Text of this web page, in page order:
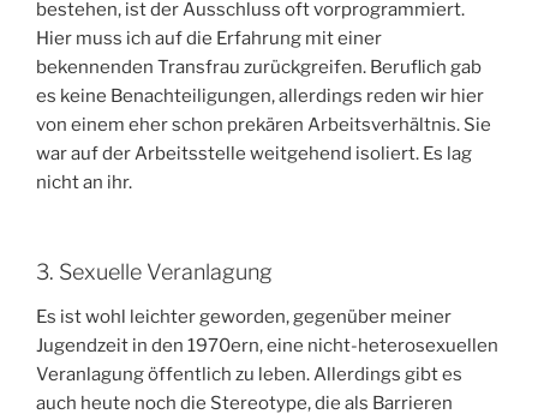
bestehen, ist der Ausschluss oft vorprogrammiert.
Hier muss ich auf die Erfahrung mit einer
bekennenden Transfrau zurückgreifen. Beruflich gab
es keine Benachteiligungen, allerdings reden wir hier
von einem eher schon prekären Arbeitsverhältnis. Sie
war auf der Arbeitsstelle weitgehend isoliert. Es lag
nicht an ihr.
3. Sexuelle Veranlagung
Es ist wohl leichter geworden, gegenüber meiner
Jugendzeit in den 1970ern, eine nicht-heterosexuellen
Veranlagung öffentlich zu leben. Allerdings gibt es
auch heute noch die Stereotype, die als Barrieren